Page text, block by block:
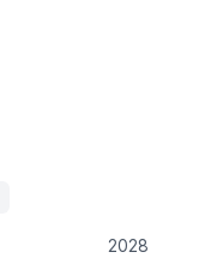
2028